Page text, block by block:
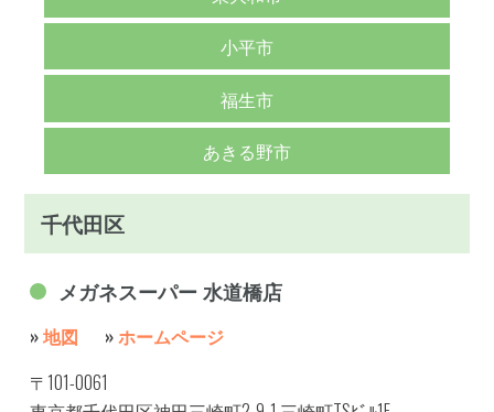
小平市
福生市
あきる野市
千代田区
メガネスーパー 水道橋店
»地図 »ホームページ
〒101-0061